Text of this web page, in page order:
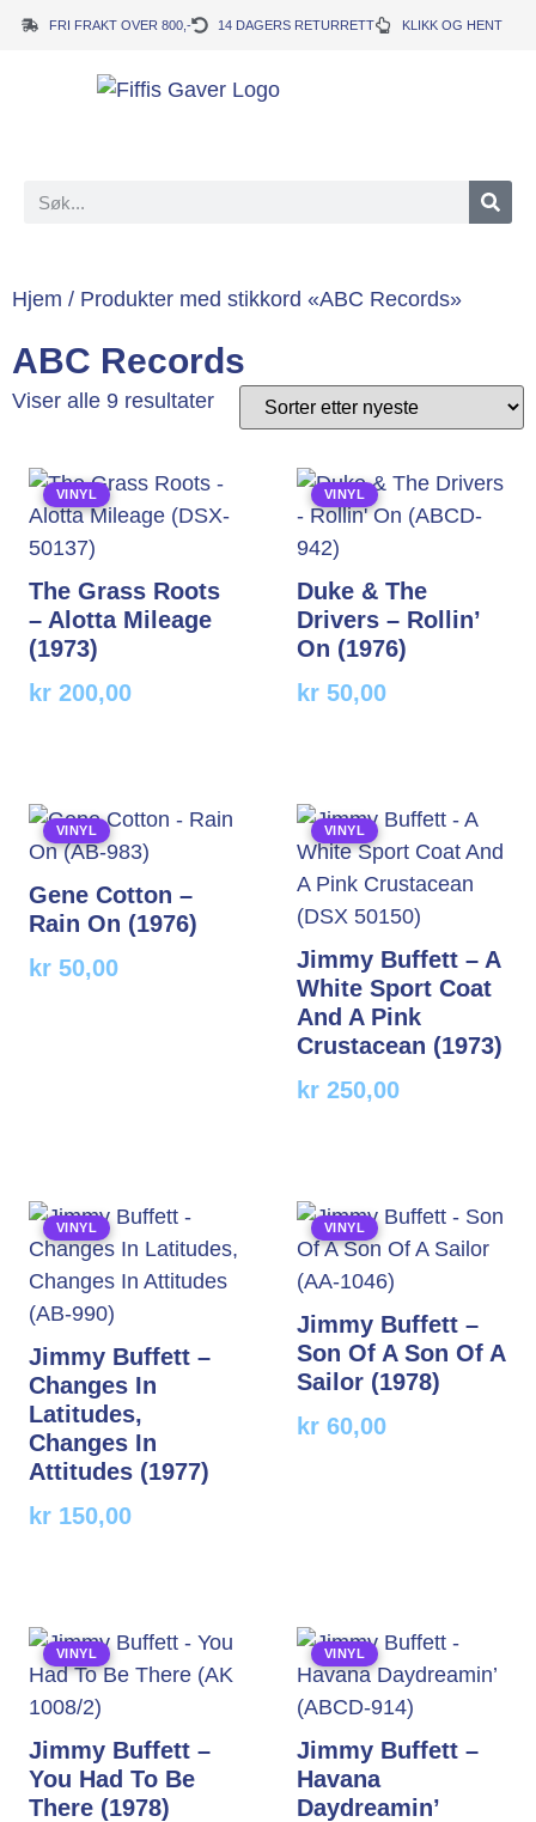
FRI FRAKT OVER 800,- 14 DAGERS RETURRETT KLIKK OG HENT
Hjem / Produkter med stikkord «ABC Records»
ABC Records
Viser alle 9 resultater
VINYL
The Grass Roots
– Alotta Mileage
(1973)
kr 200,00
VINYL
Duke & The
Drivers – Rollin’
On (1976)
kr 50,00
VINYL
Gene Cotton –
Rain On (1976)
kr 50,00
VINYL
Jimmy Buffett – A
White Sport Coat
And A Pink
Crustacean (1973)
kr 250,00
VINYL
Jimmy Buffett –
Changes In
Latitudes,
Changes In
Attitudes (1977)
kr 150,00
VINYL
Jimmy Buffett –
Son Of A Son Of A
Sailor (1978)
kr 60,00
VINYL
Jimmy Buffett –
You Had To Be
There (1978)
VINYL
Jimmy Buffett –
Havana
Daydreamin’